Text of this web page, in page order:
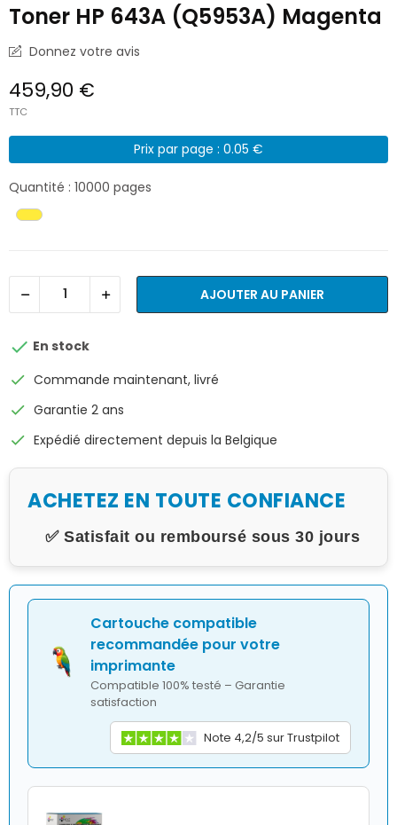
Toner HP 643A (Q5953A) Magenta
Donnez votre avis
459,90 €
TTC
Prix par page : 0.05 €
Quantité : 10000 pages
AJOUTER AU PANIER
 En stock
check Commande maintenant, livré
check Garantie 2 ans
check Expédié directement depuis la Belgique
ACHETEZ EN TOUTE CONFIANCE
✅ Satisfait ou remboursé sous 30 jours
Cartouche compatible
recommandée pour votre
imprimante
Compatible 100% testé – Garantie
satisfaction
Note 4,2/5 sur Trustpilot